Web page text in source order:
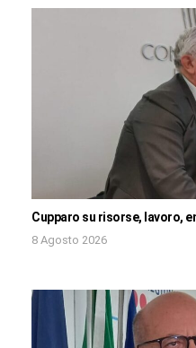
Cupparo su risorse, lavoro,
8 Agosto 2026